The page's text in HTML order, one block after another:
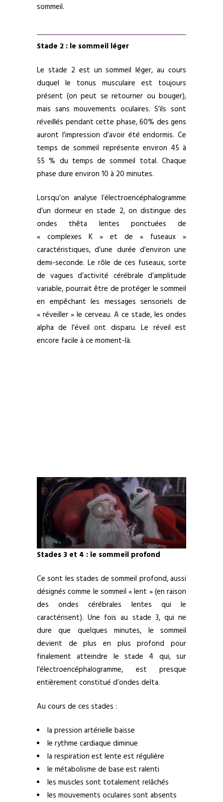
sommeil.
Stade 2 : le sommeil léger
Le stade 2 est un sommeil léger, au cours
duquel le tonus musculaire est toujours
présent (on peut se retourner ou bouger),
mais sans mouvements oculaires. S’ils sont
réveillés pendant cette phase, 60% des gens
auront l’impression d’avoir été endormis. Ce
temps de sommeil représente environ 45 à
55 % du temps de sommeil total. Chaque
phase dure environ 10 à 20 minutes.
Lorsqu’on analyse l’électroencéphalogramme
d’un dormeur en stade 2, on distingue des
ondes thêta lentes ponctuées de
« complexes K » et de « fuseaux »
caractéristiques, d’une durée d’environ une
demi-seconde. Le rôle de ces fuseaux, sorte
de vagues d’activité cérébrale d’amplitude
variable, pourrait être de protéger le sommeil
en empêchant les messages sensoriels de
« réveiller » le cerveau. A ce stade, les ondes
alpha de l’éveil ont disparu. Le réveil est
encore facile à ce moment-là.
Stades 3 et 4 : le sommeil profond
Ce sont les stades de sommeil profond, aussi
désignés comme le sommeil « lent » (en raison
des ondes cérébrales lentes qui le
caractérisent). Une fois au stade 3, qui ne
dure que quelques minutes, le sommeil
devient de plus en plus profond pour
finalement atteindre le stade 4 qui, sur
l’électroencéphalogramme, est presque
entièrement constitué d’ondes delta.
Au cours de ces stades :
la pression artérielle baisse
le rythme cardiaque diminue
la respiration est lente est régulière
le métabolisme de base est ralenti
les muscles sont totalement relâchés
les mouvements oculaires sont absents